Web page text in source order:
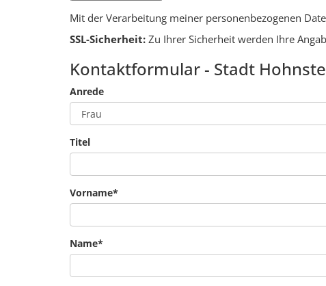
Mit der Verarbeitung meiner personenbezogenen
SSL-Sicherheit: Zu Ihrer Sicherheit werden Ihre
Kontaktformular - Stadt
Anrede
Titel
Vorname*
Name*